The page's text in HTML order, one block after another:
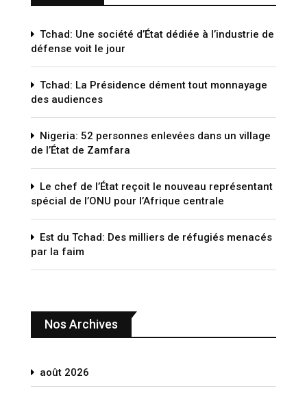
Tchad: Une société d’État dédiée à l’industrie de
défense voit le jour
Tchad: La Présidence dément tout monnayage
des audiences
Nigeria: 52 personnes enlevées dans un village
de l’État de Zamfara
Le chef de l’État reçoit le nouveau représentant
spécial de l’ONU pour l’Afrique centrale
Est du Tchad: Des milliers de réfugiés menacés
par la faim
Nos Archives
août 2026